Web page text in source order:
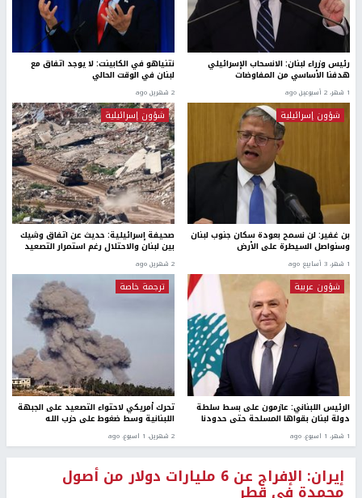
رئيس وزراء لبنان: الانسحاب الإسرائيلي
هدفنا الأساسي من المفاوضات
1 شهر، 2 أسبوعين ago
نتنياهو في الكابينت: لا يوجد اتفاق مع
لبنان في الوقت الحالي
2 شهرين ago
شؤون إسرائيلية
بن غفير: لن نسمح بعودة سكان جنوب لبنان
وسنواصل السيطرة على الأرض
1 شهر، 3 أسابيع ago
شؤون إسرائيلية
صحيفة إسرائيلية: حديث عن اتفاق وشيك
بين لبنان والاحتلال رغم استمرار التصعيد
2 شهرين ago
شؤون عربية
الرئيس اللبناني: عازمون على بسط سلطة
دولة لبنان بقواها المسلحة حتى حدودنا
1 شهر، 1 اسبوع. ago
ترجمة خاصة
تحرك أمريكي لاحتواء التصعيد على الجبهة
اللبنانية وسط ضغوط على حزب الله
2 شهرين، 1 اسبوع. ago
إيران: الإفراج عن 6 مليارات دولار من أصول
مجمدة في قطر